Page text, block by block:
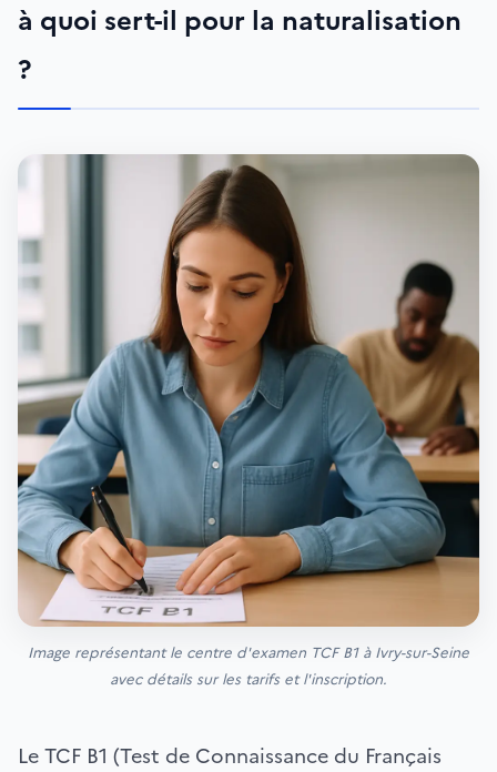
à quoi sert-il pour la naturalisation
?
Image représentant le centre d'examen TCF B1 à Ivry-sur-Seine
avec détails sur les tarifs et l'inscription.
Le TCF B1 (Test de Connaissance du Français